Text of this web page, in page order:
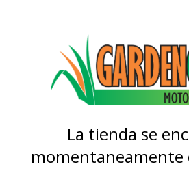
La tienda se
momentaneamente